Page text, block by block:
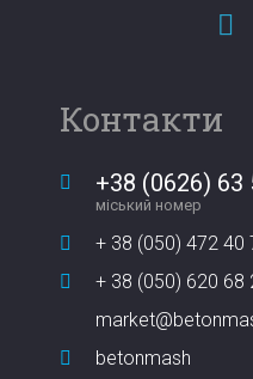
Контакти
+38 (0626) 63
міський номер
+ 38 (050) 472 40
+ 38 (050) 620 68
betonmash